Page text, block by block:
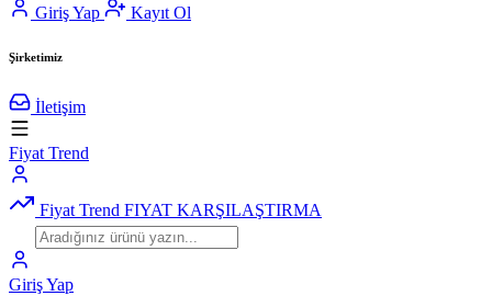
Giriş Yap Kayıt Ol
Şirketimiz
İletişim
Fiyat Trend
Fiyat Trend FIYAT KARŞILAŞTIRMA
Giriş Yap